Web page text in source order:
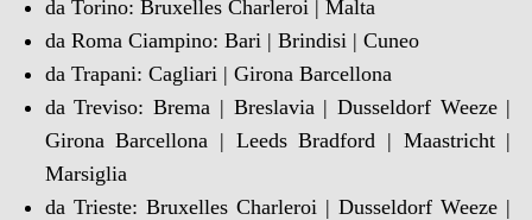
da Torino: Bruxelles Charleroi | Malta
da Roma Ciampino: Bari | Brindisi | Cuneo
da Trapani: Cagliari | Girona Barcellona
da Treviso: Brema | Breslavia | Dusseldorf Weeze |
Girona Barcellona | Leeds Bradford | Maastricht |
Marsiglia
da Trieste: Bruxelles Charleroi | Dusseldorf Weeze |